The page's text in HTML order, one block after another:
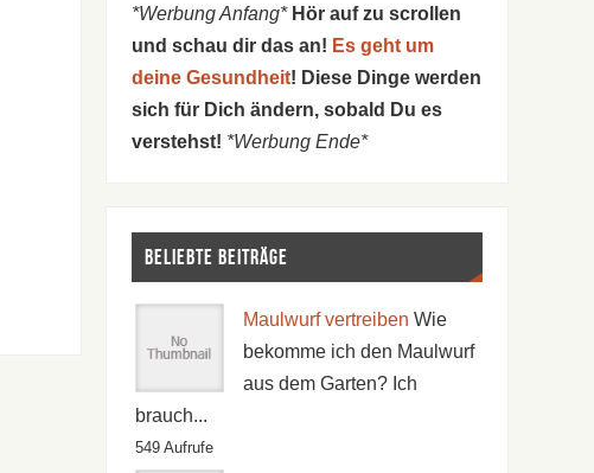
*Werbung Anfang* Hör auf zu scrollen
und schau dir das an! Es geht um
deine Gesundheit! Diese Dinge werden
sich für Dich ändern, sobald Du es
verstehst! *Werbung Ende*
Beliebte Beiträge
Maulwurf vertreiben Wie
bekomme ich den Maulwurf
aus dem Garten? Ich
brauch...
549 Aufrufe